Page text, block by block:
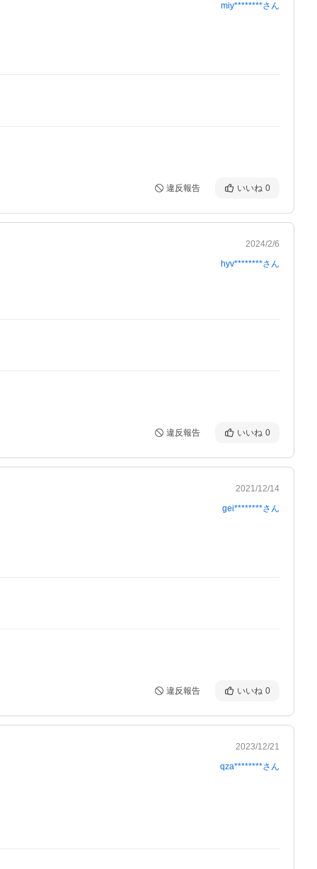
miy********さん
違反報告 いいね 0
2024/2/6
hyv********さん
違反報告 いいね 0
2021/12/14
gei********さん
違反報告 いいね 0
2023/12/21
qza********さん